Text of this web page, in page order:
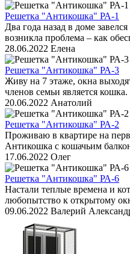
Решетка "Антикошка" РА-1
Два года назад в доме
возникла проблема – как
28.06.2022 Елена
Решетка "Антикошка" РА-3
Живу на 7 этаже, окна
членов семьи является
20.06.2022 Анатолий
Решетка "Антикошка" РА-2
Проживаю в квартире на
Антикошка с кошачьим
17.06.2022 Олег
Решетка "Антикошка" РА-6
Настали теплые времена и
любопытство к открытому
09.06.2022 Валерий